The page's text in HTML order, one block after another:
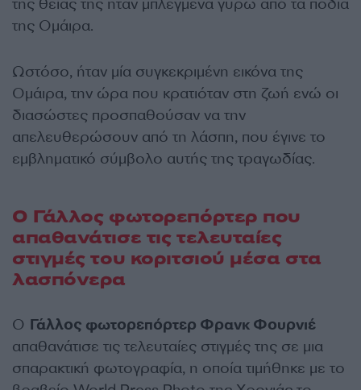
της Ομάιρα.
Ωστόσο, ήταν μία συγκεκριμένη εικόνα της
Ομάιρα, την ώρα που κρατιόταν στη ζωή ενώ οι
διασώστες προσπαθούσαν να την
απελευθερώσουν από τη λάσπη, που έγινε το
εμβληματικό σύμβολο αυτής της τραγωδίας.
Ο Γάλλος φωτορεπόρτερ που
απαθανάτισε τις τελευταίες
στιγμές του κοριτσιού μέσα στα
λασπόνερα
Ο Γάλλος φωτορεπόρτερ Φρανκ Φουρνιέ
απαθανάτισε τις τελευταίες στιγμές της σε μια
σπαρακτική φωτογραφία, η οποία τιμήθηκε με το